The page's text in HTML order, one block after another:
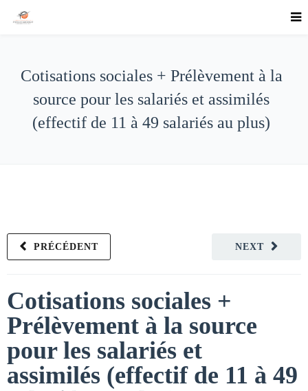
Cotisations sociales + Prélèvement à la
source pour les salariés et assimilés
(effectif de 11 à 49 salariés au plus)
NEXT
PRÉCÉDENT
Cotisations sociales +
Prélèvement à la source
pour les salariés et
assimilés (effectif de 11 à 49